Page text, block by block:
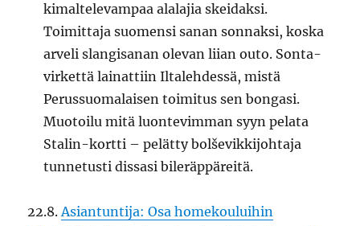
kimaltelevampaa alalajia skeidaksi.
Toimittaja suomensi sanan sonnaksi, koska
arveli slangisanan olevan liian outo. Sonta-
virkettä lainattiin Iltalehdessä, mistä
Perussuomalaisen toimitus sen bongasi.
Muotoilu mitä luontevimman syyn pelata
Stalin-kortti – pelätty bolševikkijohtaja
tunnetusti dissasi bileräppäreitä.
22.8.Asiantuntija: Osa homekouluihin